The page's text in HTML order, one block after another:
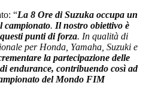
“La 8 Ore di Suzuka occupa un
campionato. Il nostro obiettivo è
punti di forza. In qualità di
per Honda, Yamaha, Suzuki e
la partecipazione delle
endurance, contribuendo così ad
del Mondo FIM